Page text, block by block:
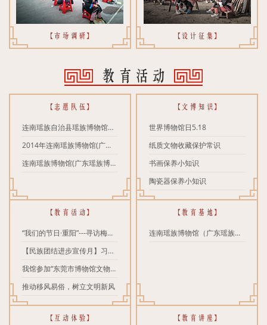
【市场调研】 【设计征集】
教育活动
【志愿队伍】
连南瑶族自治县瑶族博物馆
（广东瑶族博物馆）文化志愿
服务队简介
2014年连南瑶族博物馆(广东
瑶族博物馆)志愿者招募
连南瑶族博物馆(广东瑶族博物
动
【文博知识】
世界博物馆日5.18
纸质文物收藏保护常识
书画保养小知识
陶瓷器保养小知识
【教育活动】
“我们的节日·重阳”---寻访梅峒
岭，共赴古驿道踏秋之旅
【民族团结进步宣传月】习近
平：在全国民族团结进步表彰
大会上的讲话
我馆参加“东莞市博物馆文物鉴
赏大讲堂—水乡行”活动
推动移风易俗，树立文明新风
【教育基地】
连南瑶族博物馆（广东瑶族博
【互动体验】 【教育讲座】